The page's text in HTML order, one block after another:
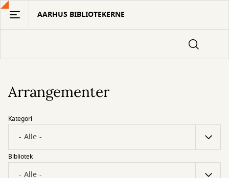
Gå
hovedindhold
AARHUS BIBLIOTEKERNE
Arrangementer
Kategori
Bibliotek